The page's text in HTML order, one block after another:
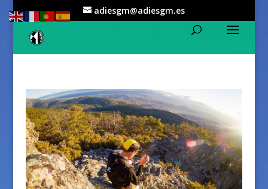
adiesgm@adiesgm.es